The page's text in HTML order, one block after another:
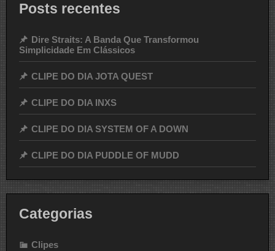
Posts recentes
Dire Straits: A Banda Que Transformou
Simplicidade Em Clássicos
CLIPE DO DIA JOTA QUEST
CLIPE DO DIA INXS
CLIPE DO DIA SYSTEM OF A DOWN
CLIPE DO DIA PUDDLE OF MUDD
Categorias
Clipes